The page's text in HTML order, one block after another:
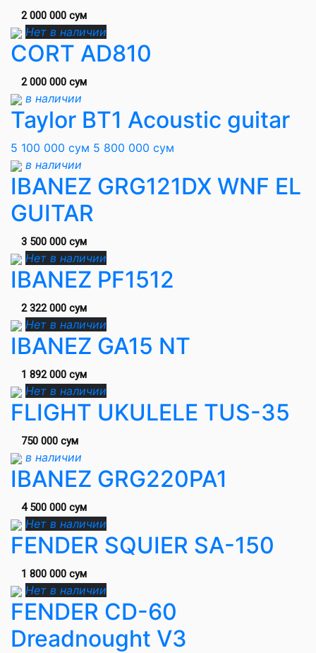
2 000 000 сум
Нет в наличии
CORT AD810
2 000 000 сум
в наличии
Taylor BT1 Acoustic guitar
5 100 000 сум 5 800 000 сум
в наличии
IBANEZ GRG121DX WNF EL
GUITAR
3 500 000 сум
Нет в наличии
IBANEZ PF1512
2 322 000 сум
Нет в наличии
IBANEZ GA15 NT
1 892 000 сум
Нет в наличии
FLIGHT UKULELE TUS-35
750 000 сум
в наличии
IBANEZ GRG220PA1
4 500 000 сум
Нет в наличии
FENDER SQUIER SA-150
1 800 000 сум
Нет в наличии
FENDER CD-60
Dreadnought V3